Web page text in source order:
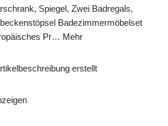
Spiegel, Zwei Badregals,
Badezimmermöbelset
Pr… Mehr
erstellt